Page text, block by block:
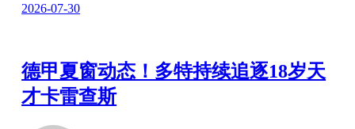
2026-07-30
德甲夏窗动态！多特持续追逐18岁天
才卡雷查斯